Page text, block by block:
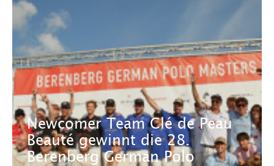
Newcomer Team Clé de Peau
Beauté gewinnt die 28.
Berenberg German Polo